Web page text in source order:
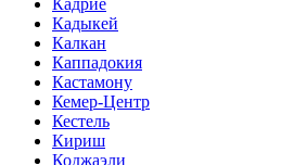
Кадыкей
Калкан
Каппадокия
Кастамону
Кемер-Центр
Кестель
Кириш
Коджаэли